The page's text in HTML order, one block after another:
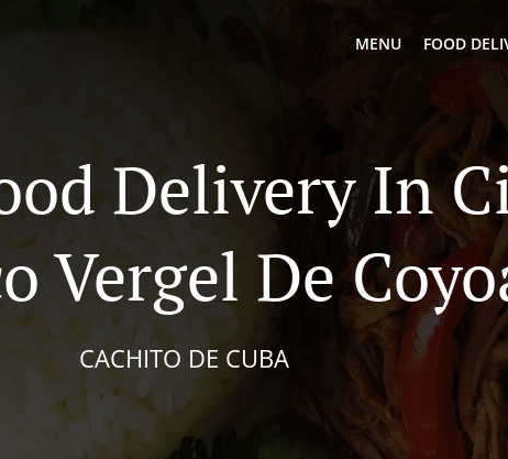
MENU FOOD
Delivery In
Vergel De
CACHITO DE CUBA